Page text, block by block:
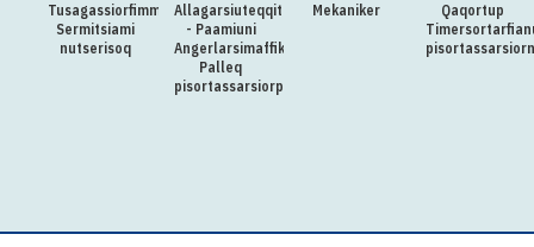
Tusagassiorfimmi
Sermitsiami
nutserisoq
Allagarsiuteqqitaq
- Paamiuni
Angerlarsimaffik
Palleq
pisortassarsiorpoq
Mekaniker
Qaqortup